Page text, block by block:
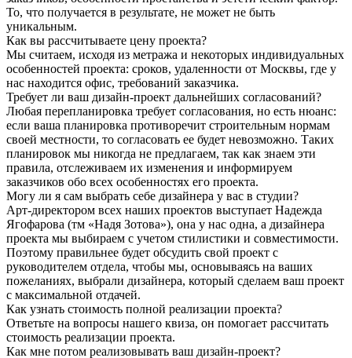
То, что получается в результате, не может не быть
уникальным.
Как вы рассчитываете цену проекта?
Мы считаем, исходя из метража и некоторых индивидуальных
особенностей проекта: сроков, удаленности от Москвы, где у
нас находится офис, требований заказчика.
Требует ли ваш дизайн-проект дальнейших согласований?
Любая перепланировка требует согласования, но есть нюанс:
если ваша планировка противоречит строительным нормам
своей местности, то согласовать ее будет невозможно. Таких
планировок мы никогда не предлагаем, так как знаем эти
правила, отслеживаем их изменения и информируем
заказчиков обо всех особенностях его проекта.
Могу ли я сам выбрать себе дизайнера у вас в студии?
Арт-директором всех наших проектов выступает Надежда
Ягофарова (тм «Надя Зотова»), она у нас одна, а дизайнера
проекта мы выбираем с учетом стилистики и совместимости.
Поэтому правильнее будет обсудить свой проект с
руководителем отдела, чтобы мы, основываясь на ваших
пожеланиях, выбрали дизайнера, который сделаем ваш проект
с максимальной отдачей.
Как узнать стоимость полной реализации проекта?
Ответьте на вопросы нашего квиза, он помогает рассчитать
стоимость реализации проекта.
Как мне потом реализовывать ваш дизайн-проект?